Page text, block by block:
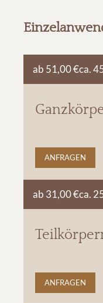
ab 51,00 €ca.
ANFRAGEN
ab 31,00 €ca.
ANFRAGEN